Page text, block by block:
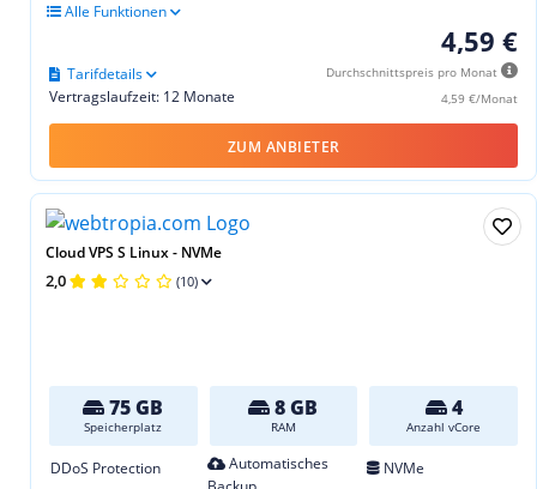
Alle Funktionen
4,59 €
Durchschnittspreis pro Monat
4,59 €/Monat
Vertragslaufzeit: 12 Monate
Tarifdetails
ZUM ANBIETER
Cloud VPS S Linux - NVMe
2,0 (10)
75 GB
Speicherplatz
8 GB
RAM
4
Anzahl vCore
DDoS Protection
Automatisches
NVMe